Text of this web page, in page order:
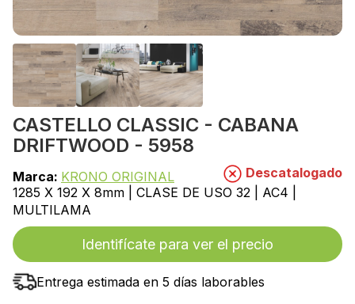
CASTELLO CLASSIC - CABANA
DRIFTWOOD - 5958
Marca: KRONO ORIGINAL
Descatalogado
1285 X 192 X 8mm | CLASE DE USO 32 | AC4 |
MULTILAMA
Identifícate para ver el precio
Entrega estimada en 5 días laborables